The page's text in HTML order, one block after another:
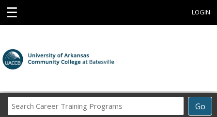
☰ LOGIN
Go
Career